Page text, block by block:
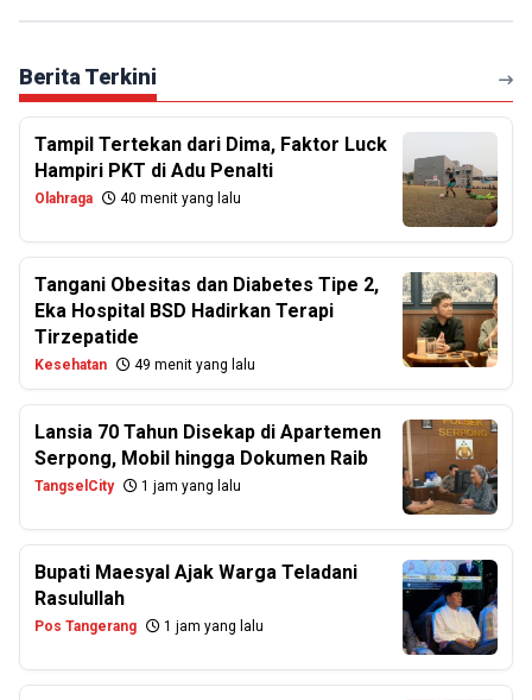
Berita Terkini
Tampil Tertekan dari Dima, Faktor Luck
Hampiri PKT di Adu Penalti
Olahraga 40 menit yang lalu
Tangani Obesitas dan Diabetes Tipe 2,
Eka Hospital BSD Hadirkan Terapi
Tirzepatide
Kesehatan 49 menit yang lalu
Lansia 70 Tahun Disekap di Apartemen
Serpong, Mobil hingga Dokumen Raib
TangselCity 1 jam yang lalu
Bupati Maesyal Ajak Warga Teladani
Rasulullah
Pos Tangerang 1 jam yang lalu